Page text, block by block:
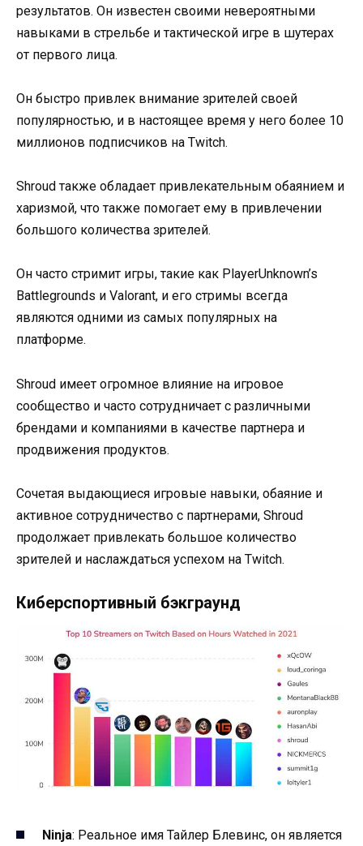
результатов. Он известен своими невероятными
навыками в стрельбе и тактической игре в шутерах
от первого лица.
Он быстро привлек внимание зрителей своей
популярностью, и в настоящее время у него более 10
миллионов подписчиков на Twitch.
Shroud также обладает привлекательным обаянием и
харизмой, что также помогает ему в привлечении
большого количества зрителей.
Он часто стримит игры, такие как PlayerUnknown’s
Battlegrounds и Valorant, и его стримы всегда
являются одними из самых популярных на
платформе.
Shroud имеет огромное влияние на игровое
сообщество и часто сотрудничает с различными
брендами и компаниями в качестве партнера и
продвижения продуктов.
Сочетая выдающиеся игровые навыки, обаяние и
активное сотрудничество с партнерами, Shroud
продолжает привлекать большое количество
зрителей и наслаждаться успехом на Twitch.
Киберспортивный бэкграунд
Ninja: Реальное имя Тайлер Блевинс, он является